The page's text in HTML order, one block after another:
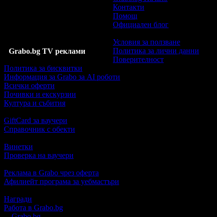
Grabo.bg TV реклами
Контакти
Помощ
Официален блог
Условия за ползване
Политика за лични данни
Поверителност
Политика за бисквитки
Информация за Grabo за AI роботи
Всички оферти
Почивки и екскурзии
Култура и събития
GiftCard за ваучери
Справочник с обекти
Винетки
Проверка на ваучери
Реклама в Grabo чрез оферта
Афилиейт програма за уебмастъри
Награди
Работа в Grabo.bg